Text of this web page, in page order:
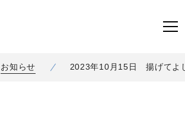
お知らせ 2023年10月15日 揚げてよ